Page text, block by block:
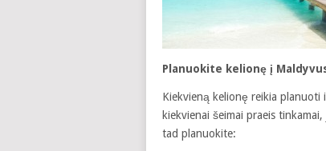
Planuokite kelionę į
Kiekvieną kelionę reikia
kiekvienai šeimai praeis
tad planuokite: